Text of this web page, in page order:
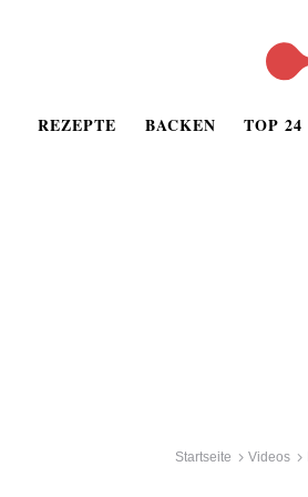
REZEPTE BACKEN TOP 24
Startseite Videos